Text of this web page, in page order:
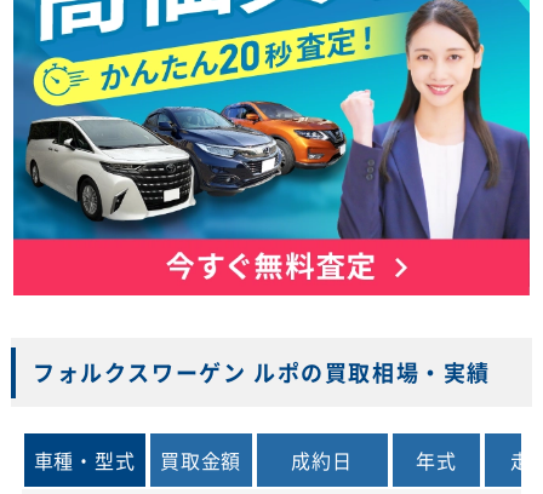
フォルクスワーゲン ルポの買取相場・実績
車種・型式 買取金額 成約日 年式
走